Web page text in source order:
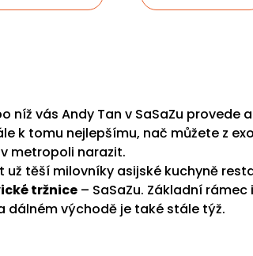
níž vás Andy Tan v SaSaZu provede
k tomu nejlepšímu, nač můžete z
metropoli narazit.
už těší milovníky asijské kuchyně
tržnice – SaSaZu. Základní
dálném východě je také stále týž.